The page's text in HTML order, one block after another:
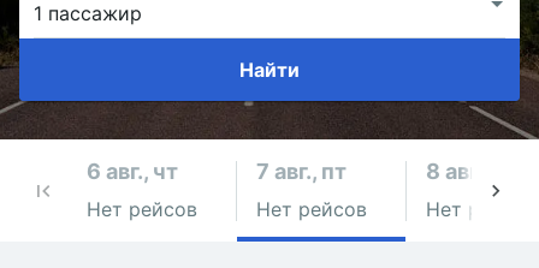
Найти
6 авг., чт
Нет рейсов
7 авг., пт
Нет рейсов
8 авг., сб
Нет рейсов